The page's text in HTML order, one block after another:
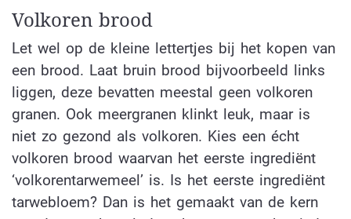
Volkoren brood
Let wel op de kleine lettertjes bij het kopen van
een brood. Laat bruin brood bijvoorbeeld links
liggen, deze bevatten meestal geen volkoren
granen. Ook meergranen klinkt leuk, maar is
niet zo gezond als volkoren. Kies een écht
volkoren brood waarvan het eerste ingrediënt
‘volkorentarwemeel’ is. Is het eerste ingrediënt
tarwebloem? Dan is het gemaakt van de kern